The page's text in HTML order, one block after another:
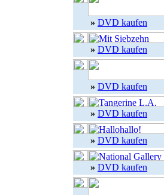
» DVD kaufen
» DVD kaufen
» DVD kaufen
» DVD kaufen
» DVD kaufen
» DVD kaufen